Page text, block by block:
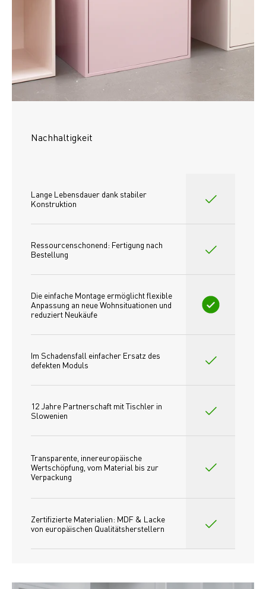
Nachhaltigkeit
Lange Lebensdauer dank stabiler
Konstruktion
Ressourcenschonend: Fertigung nach
Bestellung
Die einfache Montage ermöglicht flexible
Anpassung an neue Wohnsituationen und
reduziert Neukäufe
Im Schadensfall einfacher Ersatz des
defekten Moduls
12 Jahre Partnerschaft mit Tischler in
Slowenien
Transparente, innereuropäische
Wertschöpfung, vom Material bis zur
Verpackung
Zertifizierte Materialien: MDF & Lacke
von europäischen Qualitätsherstellern